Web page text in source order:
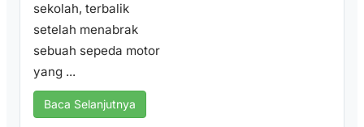
sekolah, terbalik
setelah menabrak
sebuah sepeda motor
yang ...
Baca Selanjutnya